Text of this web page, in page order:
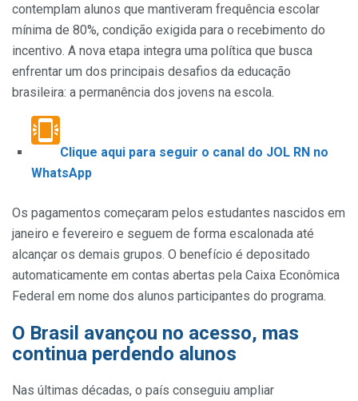
contemplam alunos que mantiveram frequência escolar
mínima de 80%, condição exigida para o recebimento do
incentivo. A nova etapa integra uma política que busca
enfrentar um dos principais desafios da educação
brasileira: a permanência dos jovens na escola.
Clique aqui para seguir o canal do JOL RN no
WhatsApp
Os pagamentos começaram pelos estudantes nascidos em
janeiro e fevereiro e seguem de forma escalonada até
alcançar os demais grupos. O benefício é depositado
automaticamente em contas abertas pela Caixa Econômica
Federal em nome dos alunos participantes do programa.
O Brasil avançou no acesso, mas
continua perdendo alunos
Nas últimas décadas, o país conseguiu ampliar